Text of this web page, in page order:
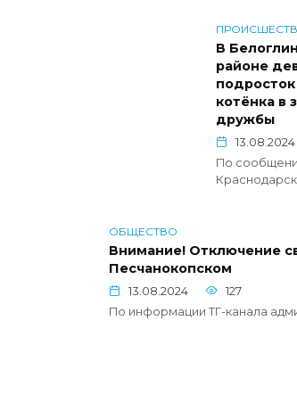
В
районе
котёнка в
дружбы
13.08.2024
По
ОБЩЕСТВО
Внимание! Отключение
Песчанокопском
13.08.2024
127
По информации ТГ-канала